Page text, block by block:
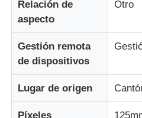
Solicitar una cita
Pantalla de malla LED
Relación de
aspecto
Otro
Gestión remota
de dispositivos
Lugar de origen
Píxeles